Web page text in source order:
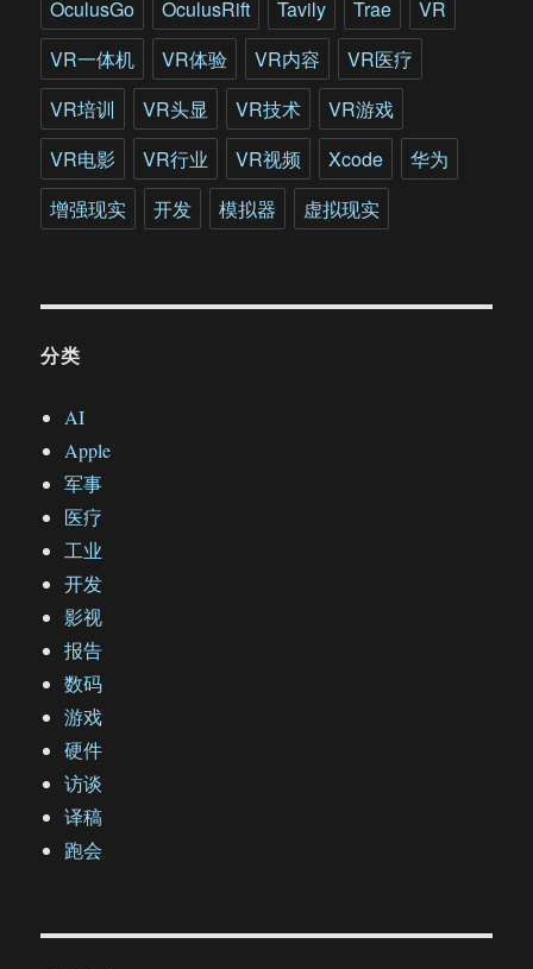
OculusGo
OculusRift Tavily Trae
VR
VR一体机
VR体验 VR内容
VR医疗
VR培训
VR头显 VR技术
VR游戏
VR电影
VR行业 VR视频 Xcode
华为
增强现实
开发 模拟器 虚拟现实
分类
AI
Apple
军事
医疗
工业
开发
影视
报告
数码
游戏
硬件
访谈
译稿
跑会